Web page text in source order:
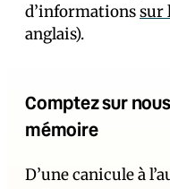
d’informationssur
anglais).
Comptez sur
mémoire
D’une canicule à